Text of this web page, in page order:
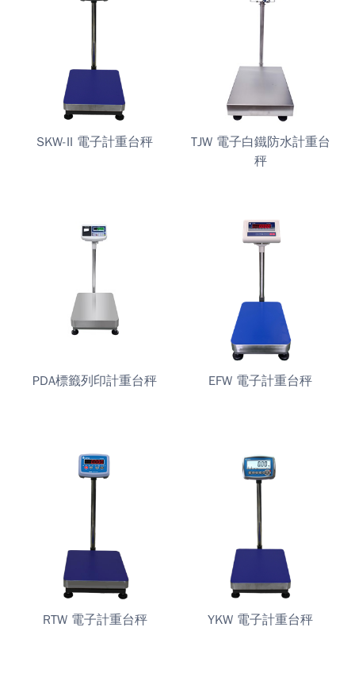
SKW-II 電子計重台秤
TJW 電子白鐵防水計重台
秤
PDA標籤列印計重台秤 EFW 電子計重台秤
RTW 電子計重台秤 YKW 電子計重台秤